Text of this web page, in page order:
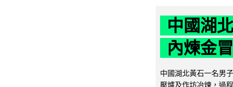
中國湖
內煉金
中國湖北黃石一名男
壓爐及作坊冶煉，過